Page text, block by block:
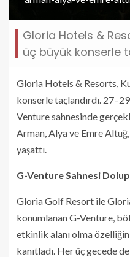
Gloria Hotels &
üç büyük konserle
Gloria Hotels & Resorts,
konserle taçlandırdı.
Venture sahnesinde
Arman, Alya ve Emre
yaşattı.
G-Venture Sahnesi Dolup
Gloria Golf Resort ile
konumlanan G-Venture,
etkinlik alanı olma
kanıtladı. Her üç gecede de